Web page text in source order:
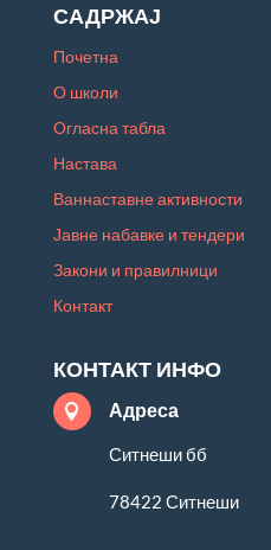
САДРЖАЈ
Почетна
О школи
Огласна табла
Настава
Ваннаставне активности
Јавне набавке и тендери
Закони и правилници
Контакт
КОНТАКТ ИНФО
 Адреса
Ситнеши бб
78422 Ситнеши